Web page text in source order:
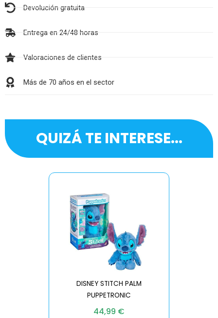
Devolución gratuita
Entrega en 24/48 horas
Valoraciones de clientes
Más de 70 años en el sector
QUIZÁ TE INTERESE...
DISNEY STITCH PALM
PUPPETRONIC
44,99 €